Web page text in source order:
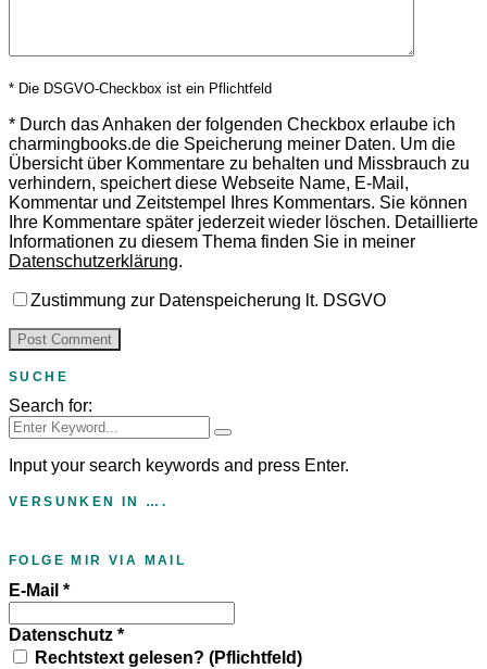
* Die DSGVO-Checkbox ist ein Pflichtfeld
* Durch das Anhaken der folgenden Checkbox erlaube ich
charmingbooks.de die Speicherung meiner Daten. Um die
Übersicht über Kommentare zu behalten und Missbrauch zu
verhindern, speichert diese Webseite Name, E-Mail,
Kommentar und Zeitstempel Ihres Kommentars. Sie können
Ihre Kommentare später jederzeit wieder löschen. Detaillierte
Informationen zu diesem Thema finden Sie in meiner
Datenschutzerklärung.
Zustimmung zur Datenspeicherung lt. DSGVO
SUCHE
Search for:
Input your search keywords and press Enter.
VERSUNKEN IN ….
FOLGE MIR VIA MAIL
E-Mail *
Datenschutz *
Rechtstext gelesen? (Pflichtfeld)